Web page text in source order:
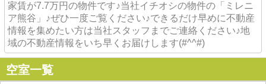
家賃が7.7万円の物件です♪当社イチオシの物件の「ミレニ
ア熊谷」♪ぜひ一度ご覧ください♪できるだけ早めに不動産
情報を集めたい方は当社スタッフまでご連絡ください♪地
域の不動産情報をいち早くお届けします(#^^#)
空室一覧